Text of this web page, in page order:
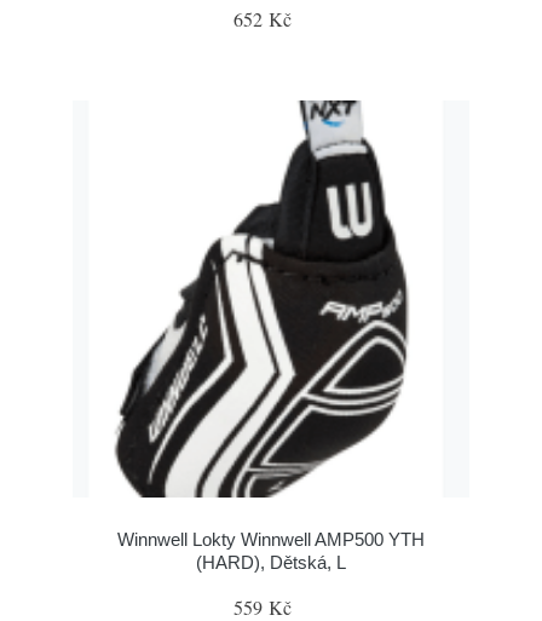
652 Kč
Winnwell Lokty Winnwell AMP500 YTH
(HARD), Dětská, L
559 Kč